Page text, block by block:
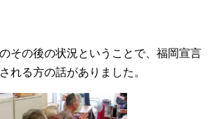
その後の状況ということで、福岡宣言
れる方の話がありました。